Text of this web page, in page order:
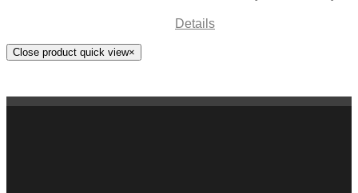
Details
Close product quick view×